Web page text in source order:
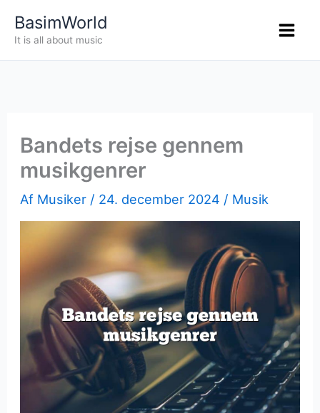
BasimWorld
It is all about music
Bandets rejse gennem
musikgenrer
Af Musiker / 24. december 2024 / Musik